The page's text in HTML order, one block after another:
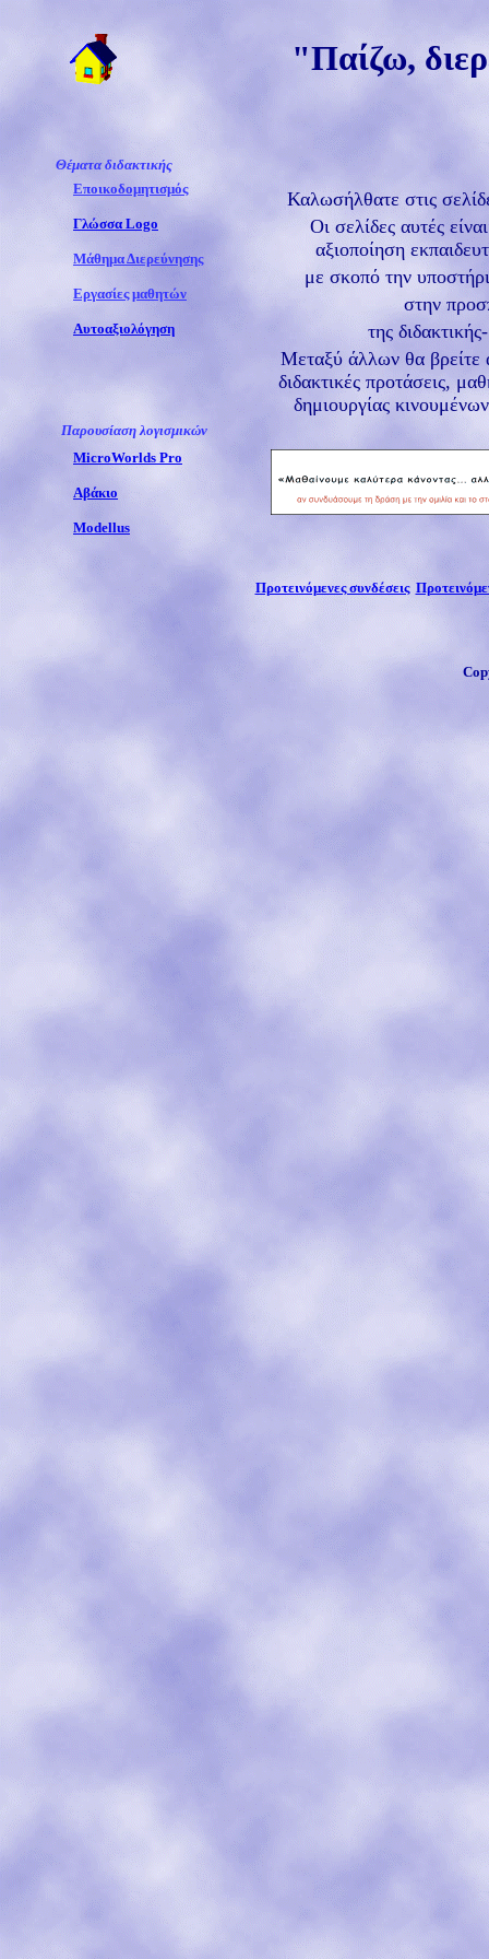
"Παίζω,
Θέματα διδακτικής
Εποικοδομητισμός
Γλώσσα Logo
Μάθημα Διερεύνησης
Εργασίες μαθητών
Αυτοαξιολόγηση
Παρουσίασηλογισμικών
MicroWorlds Pro
Αβάκιο
Modellus
Καλωσήλθατε στις
Οι σελίδες αυτές
αξιοποίηση
με σκοπό την
στην
της
Μεταξύ άλλων θα βρείτε
διδακτικές προτάσεις,
δημιουργίας
Προτεινόμενες συνδέσεις